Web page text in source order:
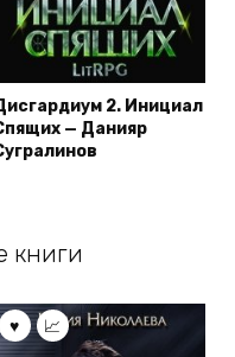
2. Инициал
— Данияр
книги